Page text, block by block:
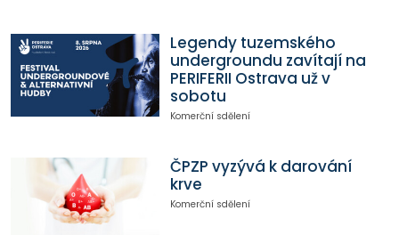
Legendy tuzemského
undergroundu zavítají na
PERIFERII Ostrava už v
sobotu
Komerční sdělení
ČPZP vyzývá k darování
krve
Komerční sdělení